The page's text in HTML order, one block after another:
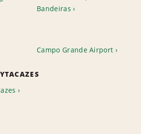
Bandeiras
Campo Grande Airport